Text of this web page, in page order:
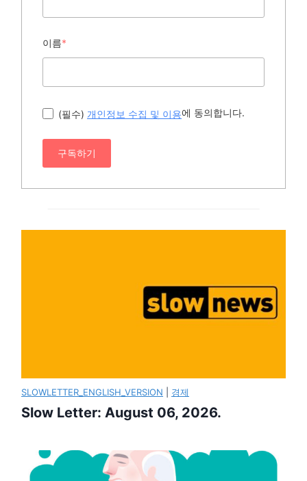
이름*
(필수) 개인정보 수집 및 이용에 동의합니다.
구독하기
SLOWLETTER_ENGLISH_VERSION 경제
Slow Letter: August 06, 2026.